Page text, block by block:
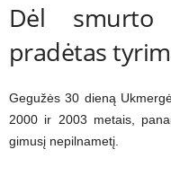
Dėl smurto
pradėtas
Gegužės 30 dieną
2000 ir 2003 metais,
gimusį nepilnametį.